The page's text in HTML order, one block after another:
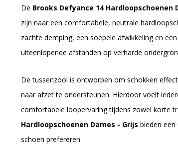
De Brooks Defyance 14 Hardloopschoenen
zijn naar een comfortabele, neutrale
zachte demping, een soepele afwikkeling en
uiteenlopende afstanden op verharde
De tussenzool is ontworpen om schokken
naar afzet te ondersteunen. Hierdoor voelt
comfortabele loopervaring tijdens zowel korte
Hardloopschoenen Dames - Grijs bieden
schoen prefereren.